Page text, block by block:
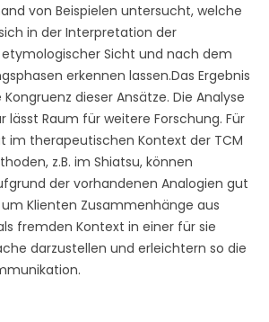
von Beispielen untersucht, welche
in der Interpretation der
Sicht und nach dem
erkennen lassen.Das Ergebnis
dieser Ansätze. Die Analyse
lässt Raum für weitere Forschung. Für
im therapeutischen Kontext der TCM
z.B. im Shiatsu, können
der vorhandenen Analogien gut
Klienten Zusammenhänge aus
fremden Kontext in einer für sie
darzustellen und erleichtern so die